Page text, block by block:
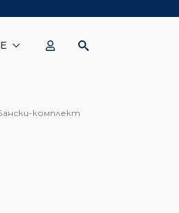
комплект